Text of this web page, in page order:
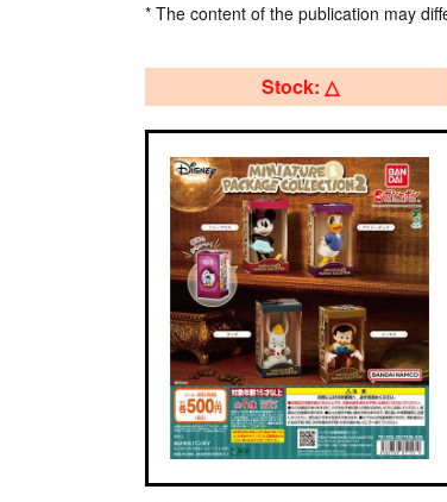
* The content of the publication may
Stock: △